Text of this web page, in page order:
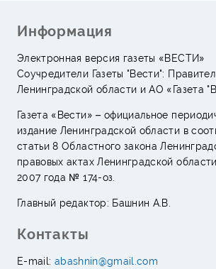
Информация
Электронная версия газеты «ВЕСТИ»
Соучредители Газеты "Вести":
Ленинградской области и АО «Газета
Газета «Вести» – официальное
издание Ленинградской области в
статьи 8 Областного закона
правовых актах Ленинградской
2007 года № 174-оз.
Главный редактор: Башнин А.В.
Контакты
E-mail: abashnin@gmail.com